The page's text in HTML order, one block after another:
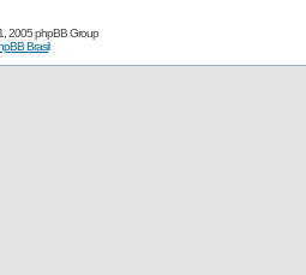
2005 phpBB Group
Brasil